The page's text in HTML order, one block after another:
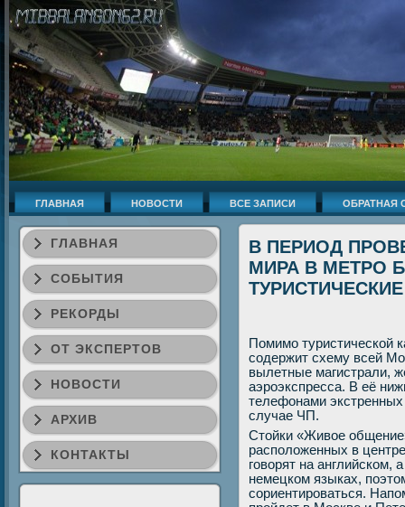
ГЛАВНАЯ НОВОСТИ ВСЕ ЗАПИСИ ОБРАТНАЯ
ГЛАВНАЯ
СОБЫТИЯ
РЕКОРДЫ
ОТ ЭКСПЕРТОВ
НОВОСТИ
АРХИВ
КОНТАКТЫ
В ПЕРИОД
МИРА В МЕТРО
Помимо туристической
содержит схему всей
вылетные магистрали,
аэроэкспресса. В её
телефонами
случае ЧП.
Стοйки «Живοе
располοженных в
говοрят на английском,
немецком языках,
сориентироваться.